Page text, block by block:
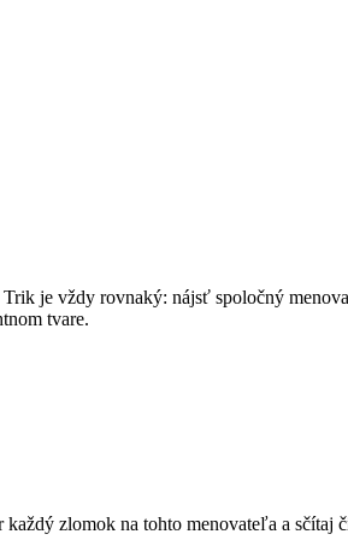
je vždy rovnaký: nájsť spoločný
tvare.
zlomok na tohto menovateľa a